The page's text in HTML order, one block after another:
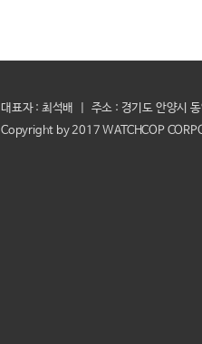
대표자 : 최석배
주소 : 경기도 안양시
Copyright by 2017 WATCHCOP